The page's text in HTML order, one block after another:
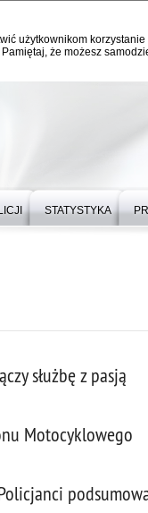
użytkownikom
że możesz
STATYSTYKA
służbę z pasją
Motocyklowego